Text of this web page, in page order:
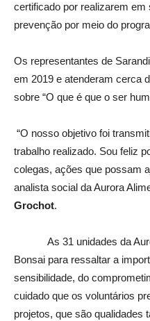
certificado por realizarem
prevenção por meio do
Os representantes de
em 2019 e atenderam cerca
sobre “O que é que o ser
“O nosso objetivo foi
trabalho realizado. Sou feliz
colegas, ações que possam
analista social da Aurora
Grochot.
As 31 unidades da
Bonsai para ressaltar a
sensibilidade, do
cuidado que os voluntários
projetos, que são qualidades